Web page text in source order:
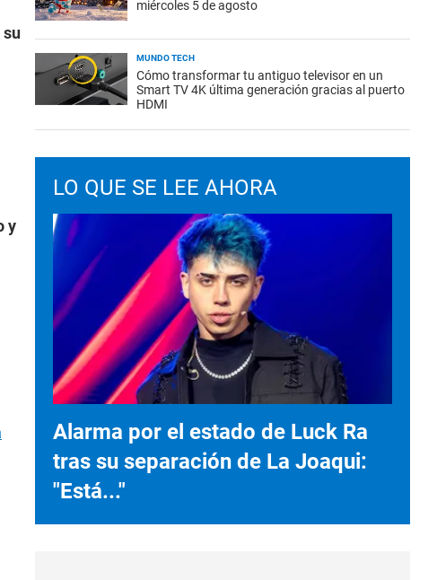
su
y
miércoles 5 de agosto
MUNDO TECH
Cómo transformar tu antiguo televisor en un
Smart TV 4K última generación gracias al puerto
HDMI
LO QUE SE LEE AHORA
Alarma por el estado de Luck Ra
tras su separación de La Joaqui:
"Está..."